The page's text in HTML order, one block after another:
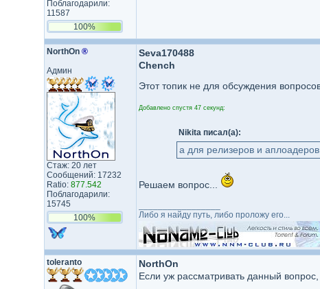
Поблагодарили:
11587
100%
NorthOn ®
Админ
Стаж: 20 лет
Сообщений: 17232
Ratio: 877.542
Поблагодарили:
15745
100%
Seva170488
Chench
Этот топик не для обсуждения
Добавлено спустя 47 секунд:
Nikita писал(а):
а для релизеров и
Решаем вопрос...
Либо я найду путь, либо проложу его...
toleranto
NorthOn
Если уж рассматривать данный вопрос,